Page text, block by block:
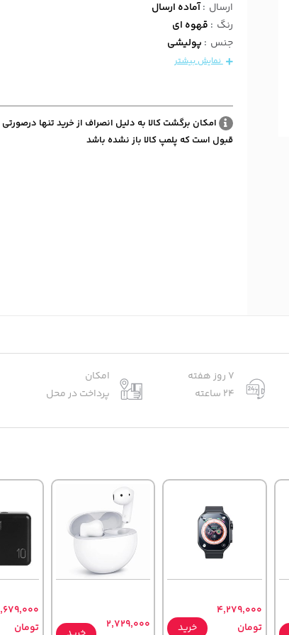
ارسال :آماده ارسال
رنگ : قهوه ای
جنس : پولیشی
نمایش بیشتر
امکان برگشت کالا به دلیل انصراف از خرید تنها
قبول است که پلمپ کالا باز نشده باشد
7 روز هفته
24 ساعته
امکان
پرداخت در محل
4,279,000
تومان
خرید
2,729,000
تومان